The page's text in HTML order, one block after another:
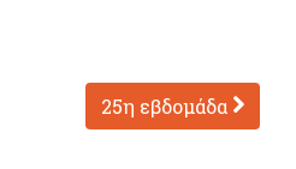
25η εβδομάδα